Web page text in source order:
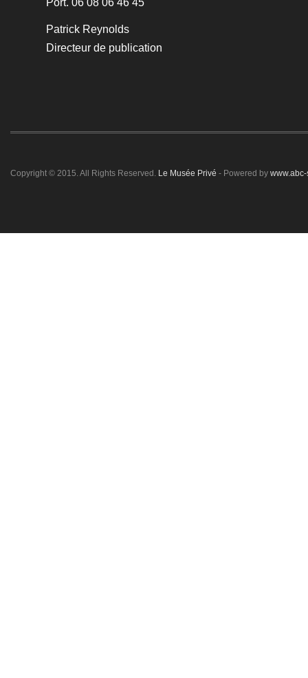
Port. 06 08 06 46 45
Patrick Reynolds
Directeur de publication
Copyright © 2015. All Rights Reserved. Le Musée Privé - Powered by